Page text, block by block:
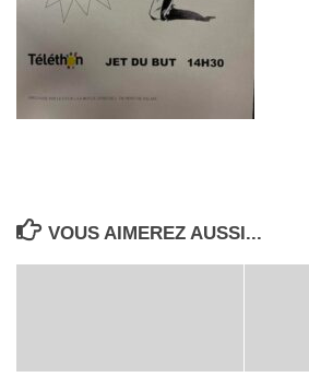
VOUS AIMEREZ AUSSI...